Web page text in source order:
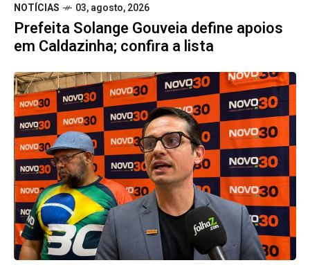
NOTÍCIAS 03, agosto, 2026
Prefeita Solange Gouveia define apoios
em Caldazinha; confira a lista